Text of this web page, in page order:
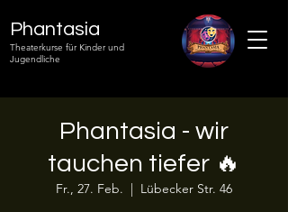
Phantasia
Theaterkurse für Kinder und
Jugendliche
Phantasia - wir
tauchen tiefer 🔥
Fr., 27. Feb.
  |
Lübecker Str. 46